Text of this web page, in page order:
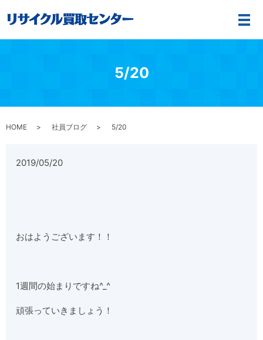
メ
5/20
HOME 社員ブログ 5/20
2019/05/20
おはようございます！！
1週間の始まりですね^_^
頑張っていきましょう！